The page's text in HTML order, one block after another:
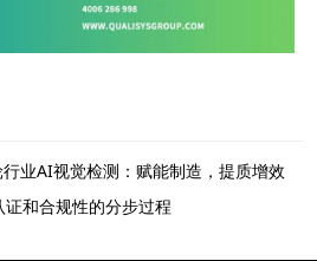
业AI视觉检测：赋能制造，提质增效
和合规性的分步过程